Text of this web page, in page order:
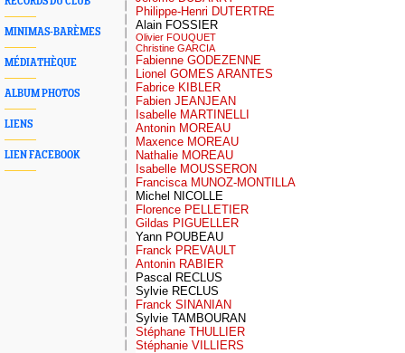
MINIMAS-BARÈMES
MÉDIATHÈQUE
ALBUM PHOTOS
LIENS
LIEN FACEBOOK
Philippe-Henri DUTERTRE
Alain FOSSIER
Olivier FOUQUET
Christine GARCIA
Fabienne GODEZENNE
Lionel GOMES ARANTES
Fabrice KIBLER
Fabien JEANJEAN
Isabelle MARTINELLI
Antonin MOREAU
Maxence MOREAU
Nathalie MOREAU
Isabelle MOUSSERON
Francisca MUNOZ-MONTILLA
Michel NICOLLE
Florence PELLETIER
Gildas PIGUELLER
Yann POUBEAU
Franck PREVAULT
Antonin RABIER
Pascal RECLUS
Sylvie RECLUS
Franck SINANIAN
Sylvie TAMBOURAN
Stéphane THULLIER
Stéphanie VILLIERS